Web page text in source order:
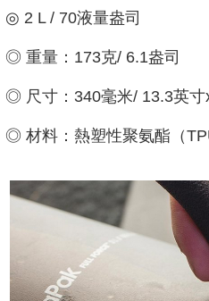
◎ 2 L / 70液量盎司
◎ 重量：173克/ 6.1盎司
◎ 尺寸：340毫米/ 13.3英寸
◎ 材料：熱塑性聚氨酯（